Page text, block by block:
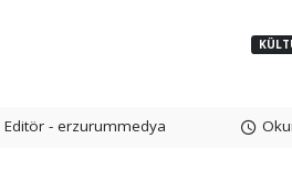
Editör - erzurummedya